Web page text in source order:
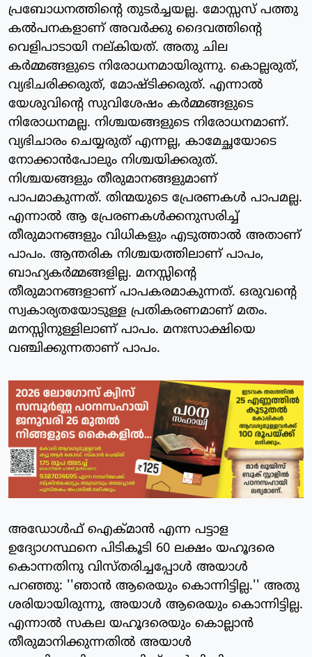
പ്രബോധനത്തിന്റെ തുടര്‍ച്ചയല്ല. മോസ്സസ് പത്തു
കല്‍പനകളാണ് അവര്‍ക്കു ദൈവത്തിന്റെ
വെളിപാടായി നല്കിയത്. അതു ചില
കര്‍മ്മങ്ങളുടെ നിരോധനമായിരുന്നു. കൊല്ലരുത്,
വ്യഭിചരിക്കരുത്, മോഷ്ടിക്കരുത്. എന്നാല്‍
യേശുവിന്റെ സുവിശേഷം കര്‍മ്മങ്ങളുടെ
നിരോധനമല്ല. നിശ്ചയങ്ങളുടെ നിരോധനമാണ്.
വ്യഭിചാരം ചെയ്യരുത് എന്നല്ല, കാമേച്ഛയോടെ
നോക്കാന്‍പോലും നിശ്ചയിക്കരുത്.
നിശ്ചയങ്ങളും തീരുമാനങ്ങളുമാണ്
പാപമാകുന്നത്. തിന്മയുടെ പ്രേരണകള്‍ പാപമല്ല.
എന്നാല്‍ ആ പ്രേരണകള്‍ക്കനുസരിച്ച്
തീരുമാനങ്ങളും വിധികളും എടുത്താല്‍ അതാണ്
പാപം. ആന്തരിക നിശ്ചയത്തിലാണ് പാപം,
ബാഹ്യകര്‍മ്മങ്ങളില്ല. മനസ്സിന്റെ
തീരുമാനങ്ങളാണ് പാപകരമാകുന്നത്. ഒരുവന്റെ
സ്വകാര്യതയോടുള്ള പ്രതികരണമാണ് മതം.
മനസ്സിനുള്ളിലാണ് പാപം. മനഃസാക്ഷിയെ
വഞ്ചിക്കുന്നതാണ് പാപം.
അഡോള്‍ഫ് ഐക്മാന്‍ എന്ന പട്ടാള
ഉദ്യോഗസ്ഥനെ പിടികൂടി 60 ലക്ഷം യഹൂദരെ
കൊന്നതിനു വിസ്തരിച്ചപ്പോള്‍ അയാള്‍
പറഞ്ഞു: ''ഞാന്‍ ആരെയും കൊന്നിട്ടില്ല.'' അതു
ശരിയായിരുന്നു, അയാള്‍ ആരെയും കൊന്നിട്ടില്ല.
എന്നാല്‍ സകല യഹൂദരെയും കൊല്ലാന്‍
തീരുമാനിക്കുന്നതില്‍ അയാള്‍